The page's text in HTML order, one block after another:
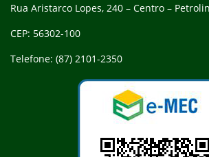
Rua Aristarco Lopes, 240 – Centro –
CEP: 56302-100
Telefone: (87) 2101-2350